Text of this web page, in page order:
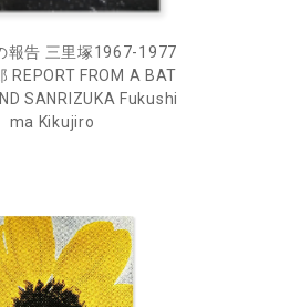
報告 三里塚1967-1977
REPORT FROM A BAT
SANRIZUKA Fukushi
ma Kikujiro